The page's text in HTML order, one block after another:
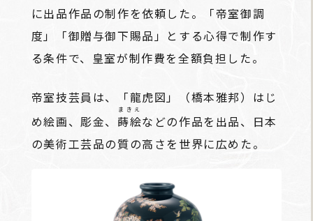
に出品作品の制作を依頼した。「帝室御調
度」「御贈与御下賜品」とする心得で制作す
る条件で、皇室が制作費を全額負担した。
帝室技芸員は、「龍虎図」（橋本雅邦）はじ
め絵画、彫金、 蒔絵
まきえ
などの作品を出品、日本
の美術工芸品の質の高さを世界に広めた。